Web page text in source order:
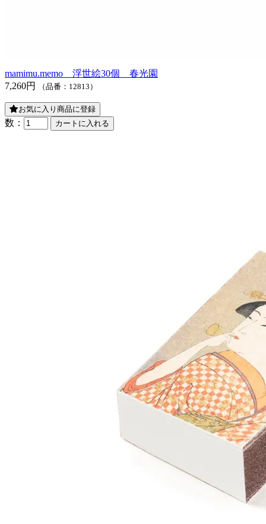
mamimu.memo 浮世絵30個 春光園
7,260円
（品番：12813）
お気に入り商品に登録
数：